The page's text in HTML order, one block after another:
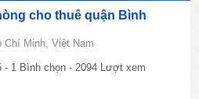
cho thuê quận Bình
Chí Minh, Việt Nam
- 1 Bình chọn - 2094 Lượt xem